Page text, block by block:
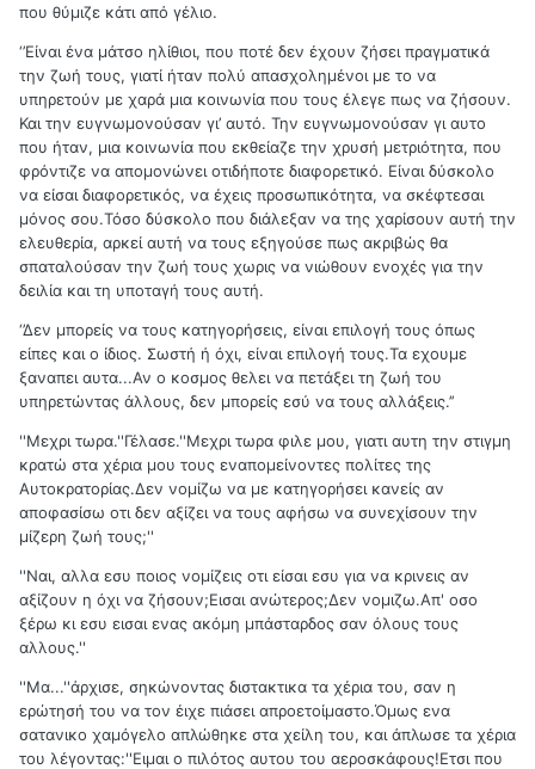
που θύμιζε κάτι από γέλιο.
‘’Είναι ένα μάτσο ηλίθιοι, που ποτέ δεν έχουν ζήσει πραγματικά
την ζωή τους, γιατί ήταν πολύ απασχολημένοι με το να
υπηρετούν με χαρά μια κοινωνία που τους έλεγε πως να ζήσουν.
Και την ευγνωμονούσαν γι’ αυτό. Την ευγνωμονούσαν γι αυτο
που ήταν, μια κοινωνία που εκθείαζε την χρυσή μετριότητα, που
φρόντιζε να απομονώνει οτιδήποτε διαφορετικό. Είναι δύσκολο
να είσαι διαφορετικός, να έχεις προσωπικότητα, να σκέφτεσαι
μόνος σου.Τόσο δύσκολο που διάλεξαν να της χαρίσουν αυτή την
ελευθερία, αρκεί αυτή να τους εξηγούσε πως ακριβώς θα
σπαταλούσαν την ζωή τους χωρις να νιώθουν ενοχές για την
δειλία και τη υποταγή τους αυτή.
‘’Δεν μπορείς να τους κατηγορήσεις, είναι επιλογή τους όπως
είπες και ο ίδιος. Σωστή ή όχι, είναι επιλογή τους.Τα εχουμε
ξαναπει αυτα...Αν ο κοσμος θελει να πετάξει τη ζωή του
υπηρετώντας άλλους, δεν μπορείς εσύ να τους αλλάξεις.’’
''Μεχρι τωρα.''Γέλασε.''Μεχρι τωρα φιλε μου, γιατι αυτη την στιγμη
κρατώ στα χέρια μου τους εναπομείνοντες πολίτες της
Αυτοκρατορίας.Δεν νομίζω να με κατηγορήσει κανείς αν
αποφασίσω οτι δεν αξίζει να τους αφήσω να συνεχίσουν την
μίζερη ζωή τους;''
''Ναι, αλλα εσυ ποιος νομίζεις οτι είσαι εσυ για να κρινεις αν
αξίζουν η όχι να ζήσουν;Εισαι ανώτερος;Δεν νομιζω.Απ' οσο
ξέρω κι εσυ εισαι ενας ακόμη μπάσταρδος σαν όλους τους
αλλους.''
''Μα...''άρχισε, σηκώνοντας διστακτικα τα χέρια του, σαν η
ερώτησή του να τον έιχε πιάσει απροετοίμαστο.Όμως ενα
σατανικο χαμόγελο απλώθηκε στα χείλη του, και άπλωσε τα χέρια
του λέγοντας:''Ειμαι ο πιλότος αυτου του αεροσκάφους!Ετσι που